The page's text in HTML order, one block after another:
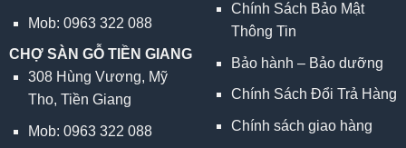
Mob: 0963 322 088
CHỢ SÀN GỖ TIỀN GIANG
308 Hùng Vương, Mỹ
Tho, Tiền Giang
Mob: 0963 322 088
Chính Sách Bảo Mật
Thông Tin
Bảo hành – Bảo dưỡng
Chính Sách Đổi Trả Hàng
Chính sách giao hàng